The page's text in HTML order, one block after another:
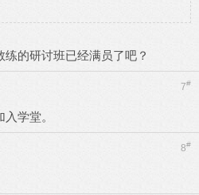
的研讨班已经满员了吧？
7#
学堂。
8#